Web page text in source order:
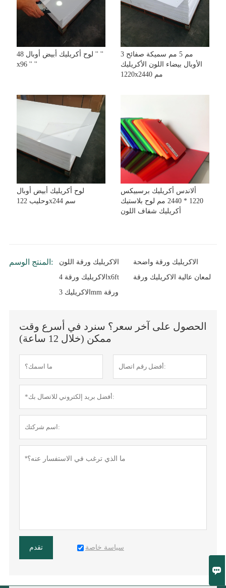

لوح أكريليك أبيض أوبال 48 '' ''
x96 '' ''
3 مم 5 مم سميكة صفائح
الأوبال بيضاء اللون الأكريليك
1220x2440 مم
لوح أكريليك أبيض أوبال
وحليب 122x244 سم
ألاندس أكريليك برسبيكس
1220 * 2440 مم لوح بلاستيك
أكريليك شفاف اللون
المنتج الوسم: الاكريليك ورقة اللون
الاكريليك ورقة واضحة
الاكريليك ورقة 4x6ft
لمعان عالية الاكريليك ورقة
الاكريليك 3mm ورقة
الحصول على آخر سعر؟ سنرد في أسرع وقت
ممكن (خلال 12 ساعة)
تقدم سياسة خاصة